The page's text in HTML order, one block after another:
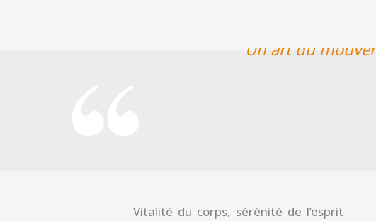
" Un art du
Vitalité du corps, sérénité de l’esprit